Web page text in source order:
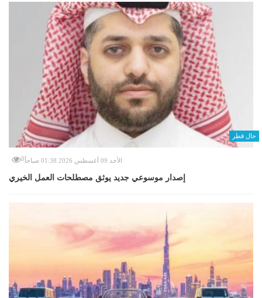
حال قطر
الأحد 09 أغسطس 2026 01:38 صباحاً 0
إصدار موسوعي جديد يوثق مصطلحات العمل الخيري